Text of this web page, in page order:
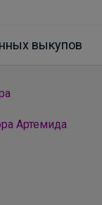
выкупов
Артемида